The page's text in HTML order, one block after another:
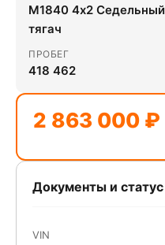
М1840 4x2 Седельный
тягач
ПРОБЕГ
418 462
2 863 000 ₽
Документы и статус
VIN